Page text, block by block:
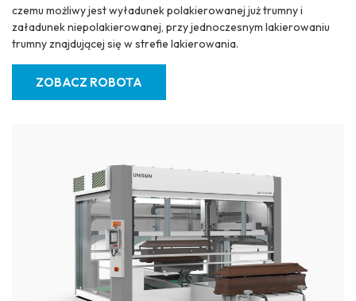
czemu możliwy jest wyładunek polakierowanej już trumny i
załadunek niepolakierowanej, przy jednoczesnym lakierowaniu
trumny znajdującej się w strefie lakierowania.
ZOBACZ ROBOTA